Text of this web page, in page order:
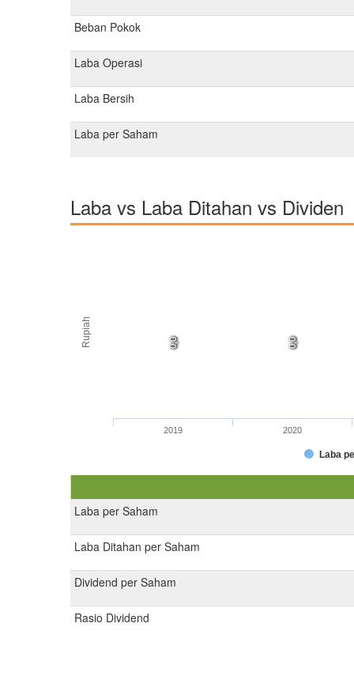
Beban Pokok
Laba Operasi
Laba Bersih
Laba per Saham
Laba vs Laba Ditahan vs Dividen
Rupiah 0,0 0,0
0,0 0,0
0,0 0,0
Laba
2019 2020
Laba per Saham
Laba Ditahan per Saham
Dividend per Saham
Rasio Dividend